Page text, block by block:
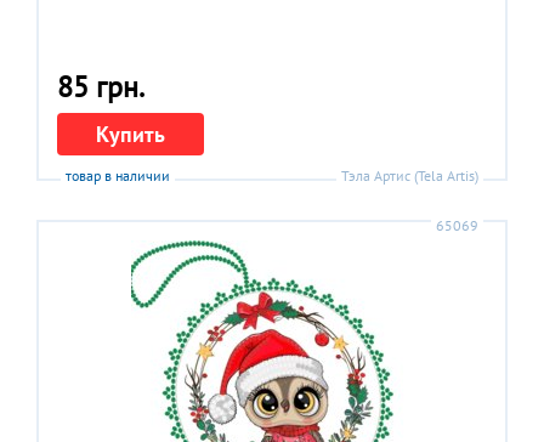
85 грн.
Купить
товар в наличии Тэла Артис (Tela Artis)
65069